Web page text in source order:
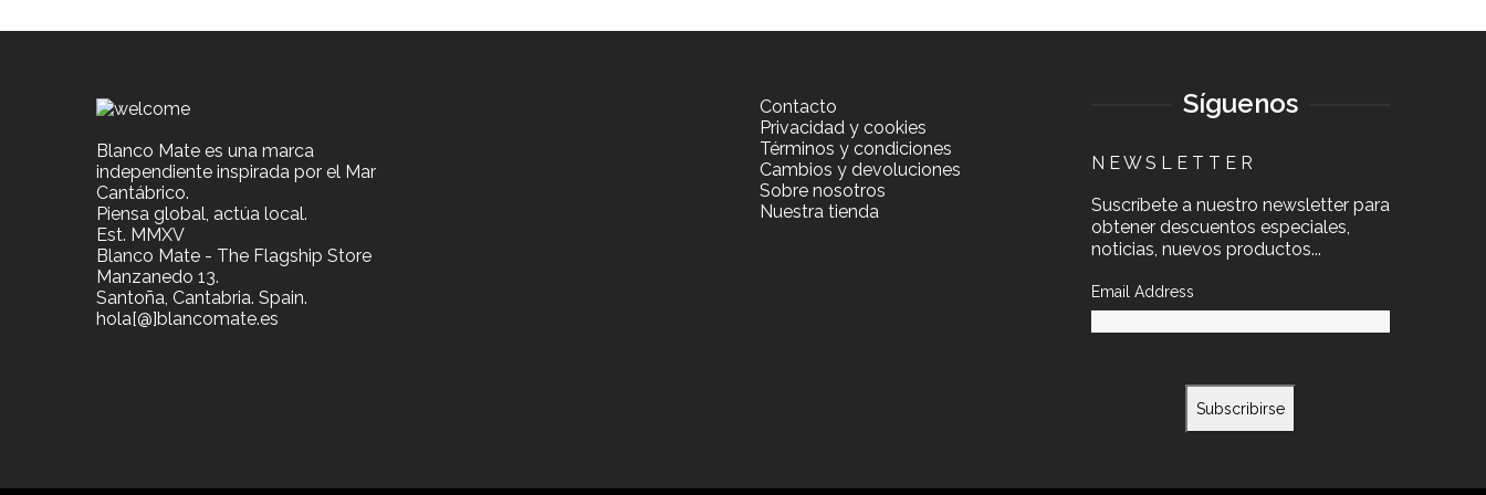
Blanco Mate es una marca
independiente inspirada por el Mar
Cantábrico.
Piensa global, actúa local.
Est. MMXV
Blanco Mate - The Flagship Store
Manzanedo 13.
Santoña, Cantabria. Spain.
hola[@]blancomate.es
Contacto
Privacidad y cookies
Términos y condiciones
Cambios y devoluciones
Sobre nosotros
Nuestra tienda
Síguenos
N E W S L E T T E R
Suscríbete a nuestro newsletter para
obtener descuentos especiales,
noticias, nuevos productos...
Email Address